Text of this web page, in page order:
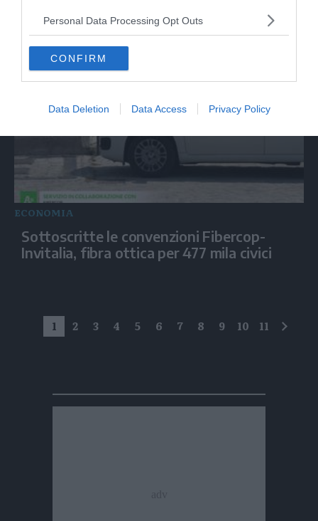
Personal Data Processing Opt Outs
CONFIRM
Data Deletion Data Access Privacy Policy
Beppe Carletti: «Guccini è stato un
Nomade»
ECONOMIA
Sottoscritte le convenzioni Fibercop-
Invitalia, fibra ottica per 477 mila civici
1 2 3 4 5 6 7 8 9 10 11